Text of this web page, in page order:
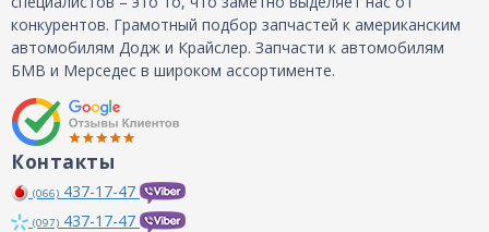
конкурентов. Грамотный подбор запчастей к американским
автомобилям Додж и Крайслер. Запчасти к автомобилям
БМВ и Мерседес в широком ассортименте.
Контакты
(066) 437-17-47
(097) 437-17-47